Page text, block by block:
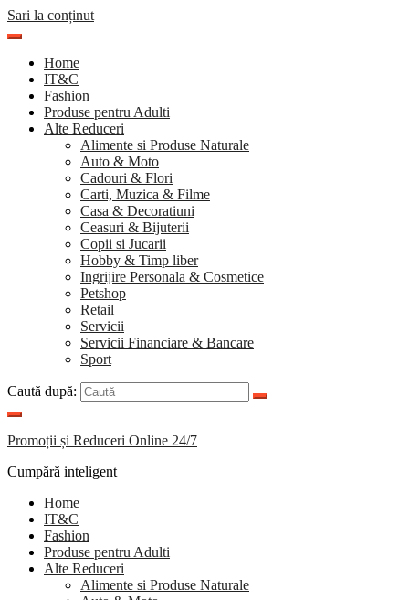
Sari la conținut
Home
IT&C
Fashion
Produse pentru Adulti
Alte Reduceri
Alimente si Produse Naturale
Auto & Moto
Cadouri & Flori
Carti, Muzica & Filme
Casa & Decoratiuni
Ceasuri & Bijuterii
Copii si Jucarii
Hobby & Timp liber
Ingrijire Personala & Cosmetice
Petshop
Retail
Servicii
Servicii Financiare & Bancare
Sport
Caută după:
Promoții și Reduceri Online 24/7
Cumpără inteligent
Home
IT&C
Fashion
Produse pentru Adulti
Alte Reduceri
Alimente si Produse Naturale